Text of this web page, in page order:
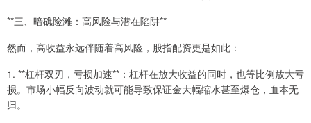
**三、暗礁险滩：高风险与潜在陷阱**
然而，高收益永远伴随着高风险，股指配资更是如此：
1. **杠杆双刃，亏损加速**：杠杆在放大收益的同时，也等比例放大亏
损。市场小幅反向波动就可能导致保证金大幅缩水甚至爆仓，血本无
归。